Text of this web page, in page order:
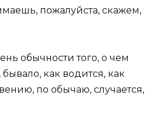
пожалуйста, скажем,
обычности того, о чем
бывало, как водится, как
по обычаю, случается,